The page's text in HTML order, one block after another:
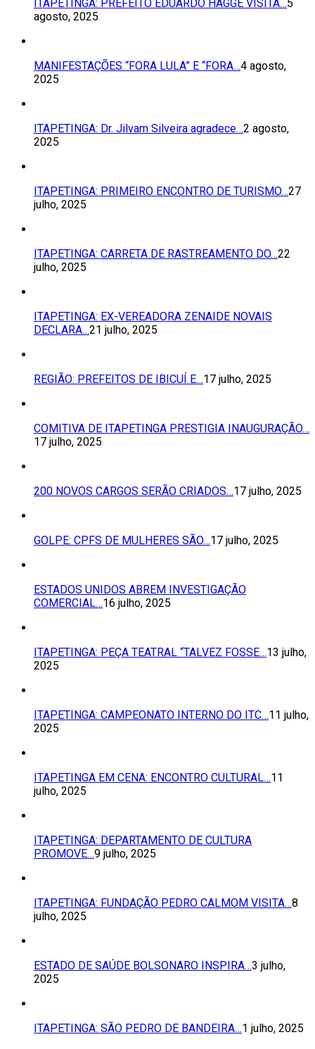
ITAPETINGA: PREFEITO EDUARDO HAGGE VISITA…5
agosto, 2025
MANIFESTAÇÕES “FORA LULA” E “FORA…4 agosto,
2025
ITAPETINGA: Dr. Jilvam Silveira agradece…2 agosto,
2025
ITAPETINGA: PRIMEIRO ENCONTRO DE TURISMO…27
julho, 2025
ITAPETINGA: CARRETA DE RASTREAMENTO DO…22
julho, 2025
ITAPETINGA: EX-VEREADORA ZENAIDE NOVAIS
DECLARA…21 julho, 2025
REGIÃO: PREFEITOS DE IBICUÍ E…17 julho, 2025
COMITIVA DE ITAPETINGA PRESTIGIA INAUGURAÇÃO…
17 julho, 2025
200 NOVOS CARGOS SERÃO CRIADOS…17 julho, 2025
GOLPE: CPFS DE MULHERES SÃO…17 julho, 2025
ESTADOS UNIDOS ABREM INVESTIGAÇÃO
COMERCIAL…16 julho, 2025
ITAPETINGA: PEÇA TEATRAL “TALVEZ FOSSE…13 julho,
2025
ITAPETINGA: CAMPEONATO INTERNO DO ITC…11 julho,
2025
ITAPETINGA EM CENA: ENCONTRO CULTURAL…11
julho, 2025
ITAPETINGA: DEPARTAMENTO DE CULTURA
PROMOVE…9 julho, 2025
ITAPETINGA: FUNDAÇÃO PEDRO CALMOM VISITA…8
julho, 2025
ESTADO DE SAÚDE BOLSONARO INSPIRA…3 julho,
2025
ITAPETINGA: SÃO PEDRO DE BANDEIRA…1 julho, 2025